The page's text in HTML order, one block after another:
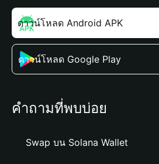
ดาวน์โหลด Android APK
ดาวน์โหลด Google Play
คำถามที่พบบ่อย
Swap บน Solana Wallet